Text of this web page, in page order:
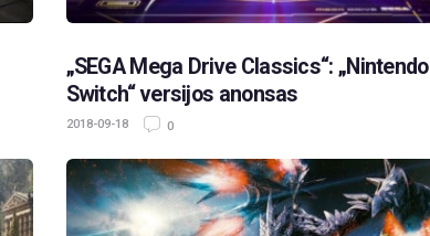
„SEGA Mega Drive Classics“: „Nintendo
Switch“ versijos anonsas
2018-09-18 0